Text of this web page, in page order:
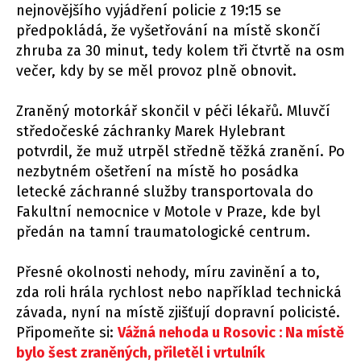
nejnovějšího vyjádření policie z 19:15 se
předpokládá, že vyšetřování na místě skončí
zhruba za 30 minut, tedy kolem tři čtvrtě na osm
večer, kdy by se měl provoz plně obnovit.
Zraněný motorkář skončil v péči lékařů. Mluvčí
středočeské záchranky Marek Hylebrant
potvrdil, že muž utrpěl středně těžká zranění. Po
nezbytném ošetření na místě ho posádka
letecké záchranné služby transportovala do
Fakultní nemocnice v Motole v Praze, kde byl
předán na tamní traumatologické centrum.
Přesné okolnosti nehody, míru zavinění a to,
zda roli hrála rychlost nebo například technická
závada, nyní na místě zjišťují dopravní policisté.
Připomeňte si: Vážná nehoda u Rosovic : Na místě
bylo šest zraněných, přiletěl i vrtulník